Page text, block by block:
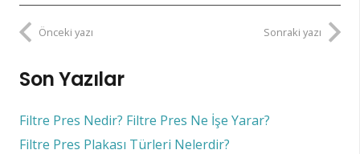
Önceki yazı Sonraki yazı
Son Yazılar
Filtre Pres Nedir? Filtre Pres Ne İşe Yarar?
Filtre Pres Plakası Türleri Nelerdir?